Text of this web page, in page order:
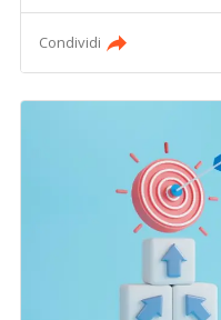
Condividi